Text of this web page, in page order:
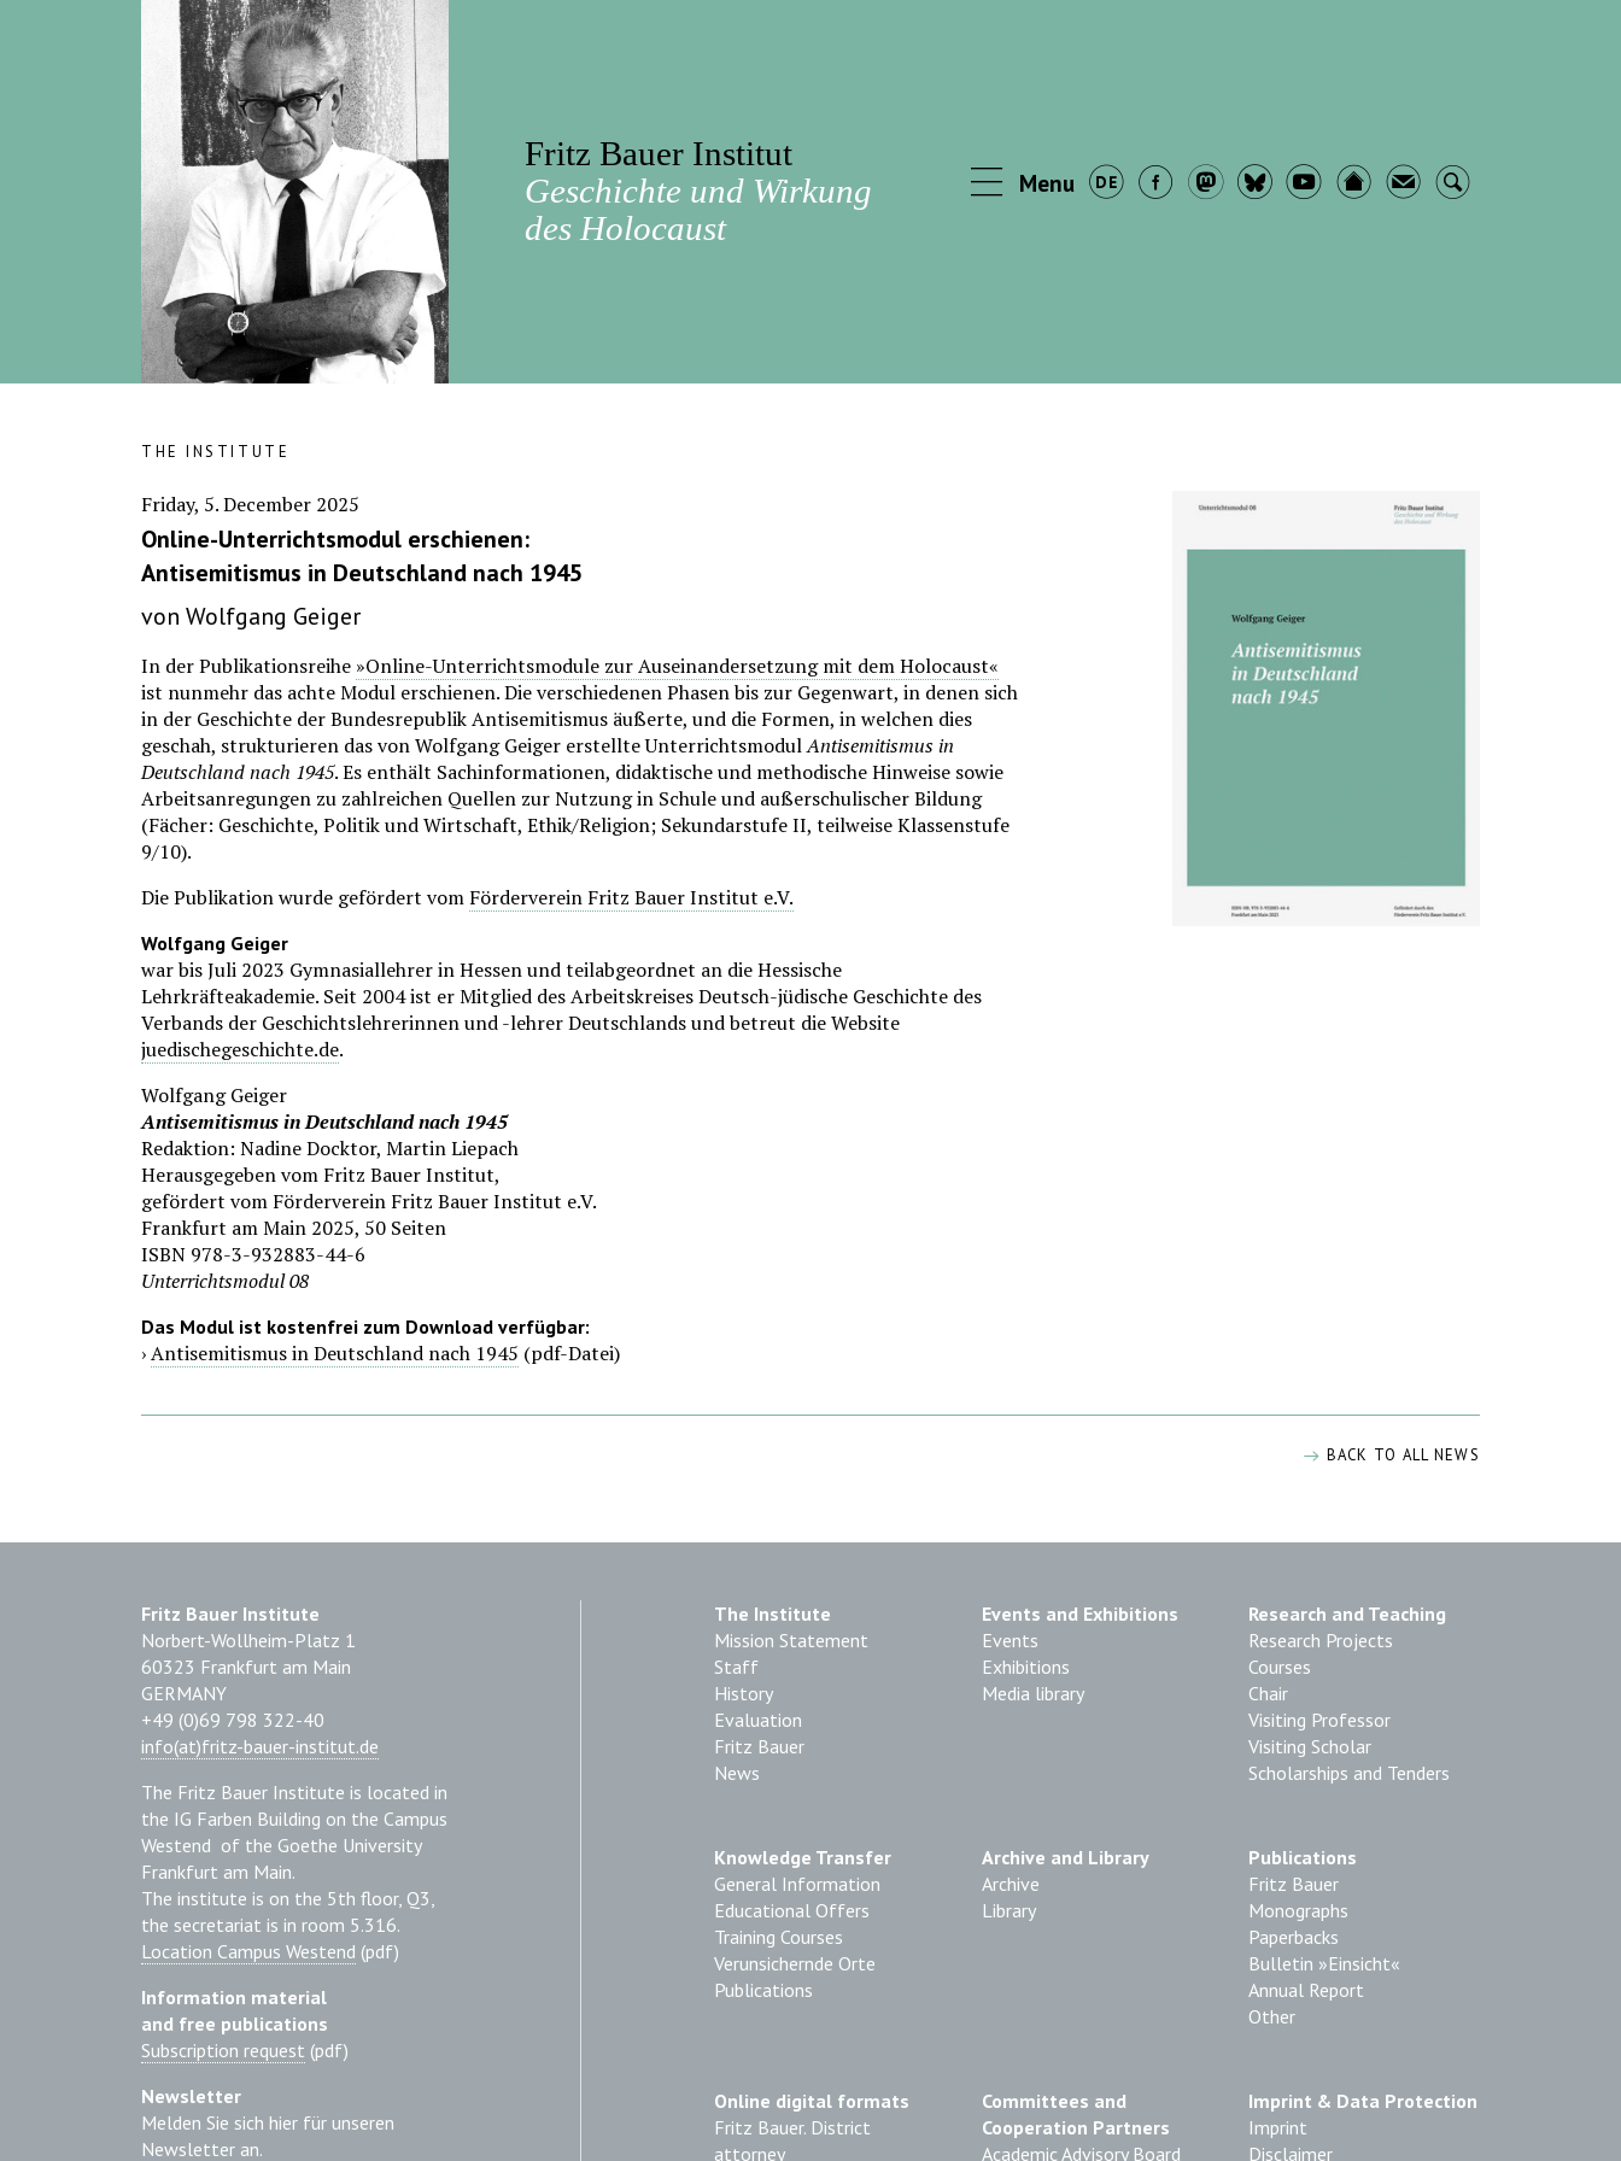
Fritz Bauer Institut
Geschichte und Wirkung
des Holocaust
Menu
THE INSTITUTE
Friday, 5. December 2025
Online-Unterrichtsmodul erschienen:
Antisemitismus in Deutschland nach 1945
von Wolfgang Geiger
In der Publikationsreihe »Online-Unterrichtsmodule zur Auseinandersetzung mit dem Holocaust«
ist nunmehr das achte Modul erschienen. Die verschiedenen Phasen bis zur Gegenwart, in denen sich
in der Geschichte der Bundesrepublik Antisemitismus äußerte, und die Formen, in welchen dies
geschah, strukturieren das von Wolfgang Geiger erstellte UnterrichtsmodulAntisemitismus in
Deutschland nach 1945. Es enthält Sachinformationen, didaktische und methodische Hinweise sowie
Arbeitsanregungen zu zahlreichen Quellen zur Nutzung in Schule und außerschulischer Bildung
(Fächer: Geschichte, Politik und Wirtschaft, Ethik/Religion; Sekundarstufe II, teilweise Klassenstufe
9/10).
Die Publikation wurde gefördert vom Förderverein Fritz Bauer Institut e.V.
Wolfgang Geiger
war bis Juli 2023 Gymnasiallehrer in Hessen und teilabgeordnet an die Hessische
Lehrkräfteakademie. Seit 2004 ist er Mitglied des Arbeitskreises Deutsch-jüdische Geschichte des
Verbands der Geschichtslehrerinnen und -lehrer Deutschlands und betreut die Website
juedischegeschichte.de.
Wolfgang Geiger
Antisemitismus in Deutschland nach 1945
Redaktion: Nadine Docktor, Martin Liepach
Herausgegeben vom Fritz Bauer Institut,
gefördert vom Förderverein Fritz Bauer Institut e.V.
Frankfurt am Main 2025, 50 Seiten
ISBN 978-3-932883-44-6
Unterrichtsmodul 08
Das Modul ist kostenfrei zum Download verfügbar:
›Antisemitismus in Deutschland nach 1945 (pdf-Datei)
BACK TO ALL NEWS
Fritz Bauer Institute
Norbert-Wollheim-Platz 1
60323 Frankfurt am Main
GERMANY
+49 (0)69 798 322-40
info(at)fritz-bauer-institut.de
The Fritz Bauer Institute is located in
the IG Farben Building on the Campus
Westend of the Goethe University
Frankfurt am Main.
The institute is on the 5th floor, Q3,
the secretariat is in room 5.316.
Location Campus Westend (pdf)
Information material
and free publications
Subscription request (pdf)
Newsletter
Melden Sie sich hier für unseren
Newsletter an.
The Institute
Mission Statement
Staff
History
Evaluation
Fritz Bauer
News
Events and Exhibitions
Events
Exhibitions
Media library
Research and Teaching
Research Projects
Courses
Chair
Visiting Professor
Visiting Scholar
Scholarships and Tenders
Knowledge Transfer
General Information
Educational Offers
Training Courses
Verunsichernde Orte
Publications
Archive and Library
Archive
Library
Publications
Fritz Bauer
Monographs
Paperbacks
Bulletin »Einsicht«
Annual Report
Other
Online digital formats
Fritz Bauer. District
attorney
Committees and
Cooperation Partners
Academic Advisory Board
Imprint & Data Protection
Imprint
Disclaimer